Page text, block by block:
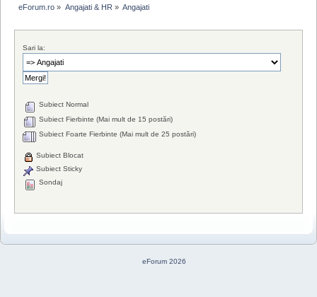
eForum.ro » Angajati & HR » Angajati
Sari la:
Subiect Normal
Subiect Fierbinte (Mai mult de 15 postări)
Subiect Foarte Fierbinte (Mai mult de 25 postări)
Subiect Blocat
Subiect Sticky
Sondaj
eForum 2026